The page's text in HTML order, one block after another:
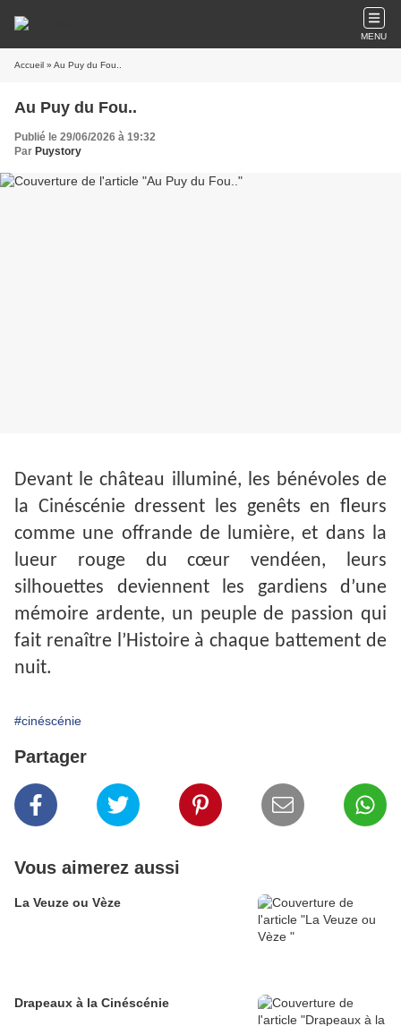
MENU
Accueil » Au Puy du Fou..
Au Puy du Fou..
Publié le 29/06/2026 à 19:32
Par Puystory
Devant le château illuminé, les bénévoles de
la Cinéscénie dressent les genêts en fleurs
comme une offrande de lumière, et dans la
lueur rouge du cœur vendéen, leurs
silhouettes deviennent les gardiens d’une
mémoire ardente, un peuple de passion qui
fait renaître l’Histoire à chaque battement de
nuit.
#cinéscénie
Partager
Vous aimerez aussi
La Veuze ou Vèze
Drapeaux à la Cinéscénie